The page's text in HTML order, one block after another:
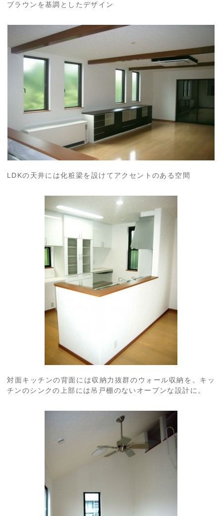
ブラウンを基調としたデザイン
LDKの天井には化粧梁を設けてアクセントのある空間
対面キッチンの背面には収納力抜群のウォール収納を。キッ
チンのシンクの上部には吊戸棚のないオープンな設計に。